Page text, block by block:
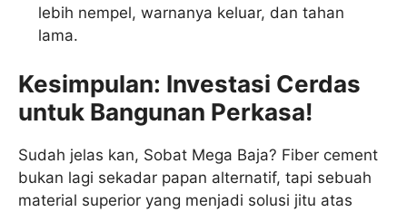
lebih nempel, warnanya keluar, dan tahan
lama.
Kesimpulan: Investasi Cerdas
untuk Bangunan Perkasa!
Sudah jelas kan, Sobat Mega Baja? Fiber cement
bukan lagi sekadar papan alternatif, tapi sebuah
material superior yang menjadi solusi jitu atas